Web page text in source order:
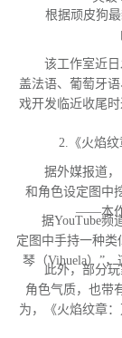
根据顽皮狗最
该工作室近日
盖法语、葡萄牙
戏开发临近收尾
2.《火焰纹章
据外媒报道，
和角色设定图中
——本作
据YouTube频道
定图中手持一种类
琴（Vihuela）”
此外，部分玩
角色气质，也带
为，《火焰纹章